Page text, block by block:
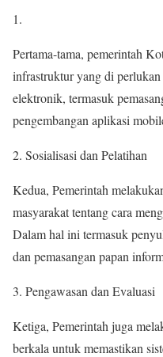
Pertama-tama, pemerintah
infrastruktur yang di
elektronik, termasuk
pengembangan aplikasi
2. Sosialisasi dan Pelatihan
Kedua, Pemerintah
masyarakat tentang cara
Dalam hal ini termasuk
dan pemasangan papan
3. Pengawasan dan Evaluasi
Ketiga, Pemerintah juga
berkala untuk memastikan